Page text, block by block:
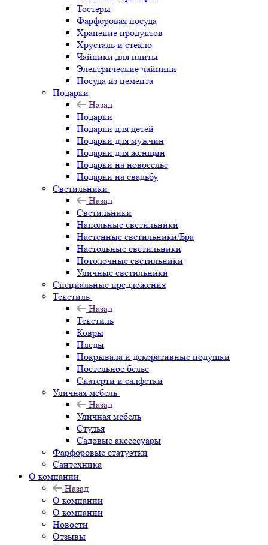
Тостеры
Фарфоровая посуда
Хранение продуктов
Хрусталь и стекло
Чайники для плиты
Электрические чайники
Посуда из цемента
Подарки
Назад
Подарки
Подарки для детей
Подарки для мужчин
Подарки для женщин
Подарки на новоселье
Подарки на свадьбу
Светильники
Назад
Светильники
Напольные светильники
Настенные светильники/Бра
Настольные светильники
Потолочные светильники
Уличные светильники
Специальные предложения
Текстиль
Назад
Текстиль
Ковры
Пледы
Покрывала и декоративные подушки
Постельное белье
Скатерти и салфетки
Уличная мебель
Назад
Уличная мебель
Стулья
Садовые аксессуары
Фарфоровые статуэтки
Сантехника
О компании
Назад
О компании
О компании
Новости
Отзывы